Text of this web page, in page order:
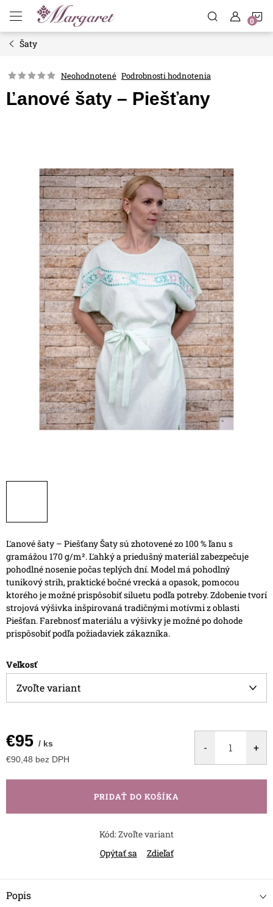
obsah
Šaty
Neohodnotené Podrobnosti hodnotenia
Ľanové šaty – Piešťany
Ľanové šaty – PiešťanyŠaty sú zhotovené zo 100 % ľanu s
gramážou 170 g/m². Ľahký a priedušný materiál zabezpečuje
pohodlné nosenie počas teplých dní.Model má pohodlný
tunikový strih, praktické bočné vrecká a opasok, pomocou
ktorého je možné prispôsobiť siluetu podľa potreby.Zdobenie tvorí
strojová výšivka inšpirovaná tradičnými motívmi z oblasti
Piešťan.Farebnosť materiálu a výšivky je možné po dohode
prispôsobiť podľa požiadaviek zákazníka.
Veľkosť
€95 / ks
€90,48 bez DPH
cena:
PRIDAŤ DO KOŠÍKA
Kód:Zvoľte variant
Opýtať sa
Zdieľať
Popis